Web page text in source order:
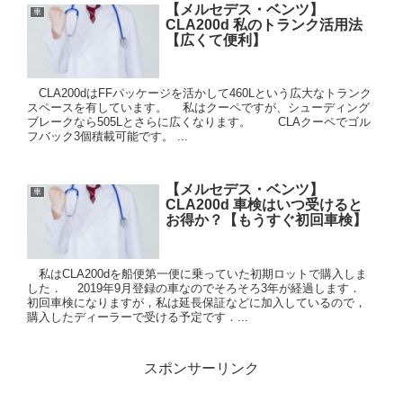
車
【メルセデス・ベンツ】
CLA200d 私のトランク活用法
【広くて便利】
CLA200dはFFパッケージを活かして460Lという広大なトランク
スペースを有しています。 私はクーペですが、シューディング
ブレークなら505Lとさらに広くなります。 CLAクーペでゴル
フバック3個積載可能です。 ...
車
【メルセデス・ベンツ】
CLA200d 車検はいつ受けると
お得か？【もうすぐ初回車検】
私はCLA200dを船便第一便に乗っていた初期ロットで購入しま
した． 2019年9月登録の車なのでそろそろ3年が経過します．
初回車検になりますが，私は延長保証などに加入しているので，
購入したディーラーで受ける予定です．...
スポンサーリンク